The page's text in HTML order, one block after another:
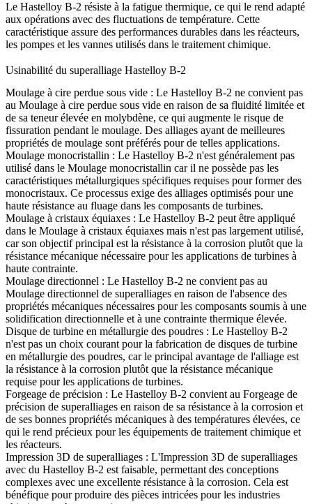
Le Hastelloy B-2 résiste à la fatigue thermique, ce qui le rend adapté
aux opérations avec des fluctuations de température. Cette
caractéristique assure des performances durables dans les réacteurs,
les pompes et les vannes utilisés dans le traitement chimique.
Usinabilité du superalliage Hastelloy B-2
Moulage à cire perdue sous vide : Le Hastelloy B-2 ne convient pas
au Moulage à cire perdue sous vide en raison de sa fluidité limitée et
de sa teneur élevée en molybdène, ce qui augmente le risque de
fissuration pendant le moulage. Des alliages ayant de meilleures
propriétés de moulage sont préférés pour de telles applications.
Moulage monocristallin : Le Hastelloy B-2 n'est généralement pas
utilisé dans le Moulage monocristallin car il ne possède pas les
caractéristiques métallurgiques spécifiques requises pour former des
monocristaux. Ce processus exige des alliages optimisés pour une
haute résistance au fluage dans les composants de turbines.
Moulage à cristaux équiaxes : Le Hastelloy B-2 peut être appliqué
dans le Moulage à cristaux équiaxes mais n'est pas largement utilisé,
car son objectif principal est la résistance à la corrosion plutôt que la
résistance mécanique nécessaire pour les applications de turbines à
haute contrainte.
Moulage directionnel : Le Hastelloy B-2 ne convient pas au
Moulage directionnel de superalliages en raison de l'absence des
propriétés mécaniques nécessaires pour les composants soumis à une
solidification directionnelle et à une contrainte thermique élevée.
Disque de turbine en métallurgie des poudres : Le Hastelloy B-2
n'est pas un choix courant pour la fabrication de disques de turbine
en métallurgie des poudres, car le principal avantage de l'alliage est
la résistance à la corrosion plutôt que la résistance mécanique
requise pour les applications de turbines.
Forgeage de précision : Le Hastelloy B-2 convient au Forgeage de
précision de superalliages en raison de sa résistance à la corrosion et
de ses bonnes propriétés mécaniques à des températures élevées, ce
qui le rend précieux pour les équipements de traitement chimique et
les réacteurs.
Impression 3D de superalliages : L'Impression 3D de superalliages
avec du Hastelloy B-2 est faisable, permettant des conceptions
complexes avec une excellente résistance à la corrosion. Cela est
bénéfique pour produire des pièces intricées pour les industries